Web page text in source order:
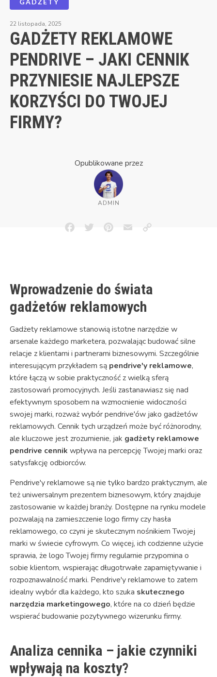
22 listopada, 2025
GADŻETY REKLAMOWE
PENDRIVE – JAKI CENNIK
PRZYNIESIE NAJLEPSZE
KORZYŚCI DO TWOJEJ
FIRMY?
Opublikowane przez
ADMIN
FacebookTwitterPinterestEmailCopy
Wprowadzenie do świata
gadżetów reklamowych
Gadżety reklamowe stanowią istotne narzędzie w
arsenale każdego marketera, pozwalając budować silne
relacje z klientami i partnerami biznesowymi. Szczególnie
interesującym przykładem są pendrive'y reklamowe,
które łączą w sobie praktyczność z wielką sferą
zastosowań promocyjnych. Jeśli zastanawiasz się nad
efektywnym sposobem na wzmocnienie widoczności
swojej marki, rozważ wybór pendrive'ów jako gadżetów
reklamowych. Cennik tych urządzeń może być różnorodny,
ale kluczowe jest zrozumienie, jak gadżety reklamowe
pendrive cennik wpływa na percepcję Twojej marki oraz
satysfakcję odbiorców.
Pendrive'y reklamowe są nie tylko bardzo praktycznym, ale
też uniwersalnym prezentem biznesowym, który znajduje
zastosowanie w każdej branży. Dostępne na rynku modele
pozwalają na zamieszczenie logo firmy czy hasła
reklamowego, co czyni je skutecznym nośnikiem Twojej
marki w świecie cyfrowym. Co więcej, ich codzienne użycie
sprawia, że logo Twojej firmy regularnie przypomina o
sobie klientom, wspierając długotrwałe zapamiętywanie i
rozpoznawalność marki. Pendrive'y reklamowe to zatem
idealny wybór dla każdego, kto szuka skutecznego
narzędzia marketingowego, które na co dzień będzie
wspierać budowanie pozytywnego wizerunku firmy.
Analiza cennika – jakie czynniki
wpływają na koszty?